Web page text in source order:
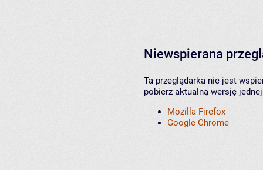
Niewspierana
Ta przeglądarka nie jest
pobierz aktualną wersję
Mozilla Firefox
Google Chrome